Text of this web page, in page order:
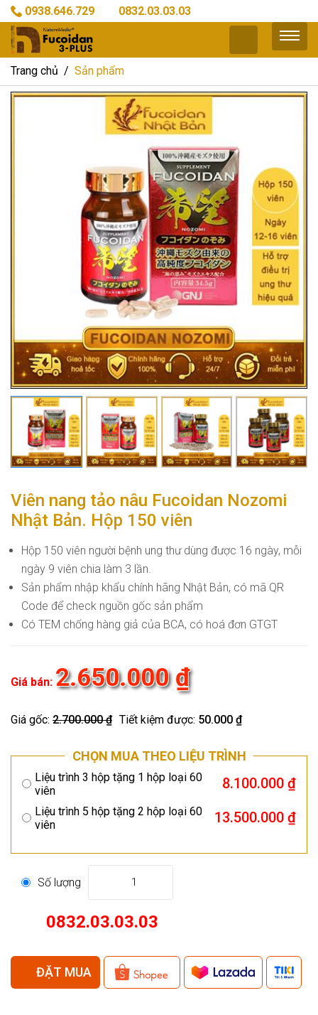
0938.646.729 0832.03.03.03
Trang chủ Sản phẩm
Viên nang tảo nâu Fucoidan Nozomi
Nhật Bản. Hộp 150 viên
Hộp 150 viên người bệnh ung thư dùng được 16 ngày, mỗi
ngày 9 viên chia làm 3 lần.
Sản phẩm nhập khẩu chính hãng Nhật Bản, có mã QR
Code để check nguồn gốc sản phẩm
Có TEM chống hàng giả của BCA, có hoá đơn GTGT
Giá bán: 2.650.000 ₫
Giá gốc: 2.700.000 ₫ Tiết kiệm được: 50.000 ₫
CHỌN MUA THEO LIỆU TRÌNH
Liệu trình 3 hộp tặng 1 hộp loại 60
viên
8.100.000 ₫
Liệu trình 5 hộp tặng 2 hộp loại 60
viên
13.500.000 ₫
Số lượng 1
0832.03.03.03
ĐẶT MUA